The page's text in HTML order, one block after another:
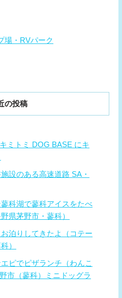
場・RVパーク
の投稿
ミトミ DOG BASE にキ
設のある高速道路 SA・
科湖で蓼科アイスをたべ
県茅野市・蓼科）
泊りしてきたよ（コテー
）
ピでピザランチ（わんこ
市（蓼科）ミニドッグラ